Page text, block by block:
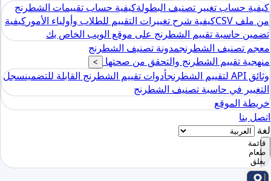
كيفية حساب تغيير تصنيف البطولةكيفية حساب تقييمات الشطرنج
من ملف CSV
كيفية شرح تغييرات التقييم للطلاب وأولياء الأمور كيفية
تضمين حاسبة تقييم الشطرنج على موقع الويب الخاص بك
معجم تصنيف الشطرنجمدونة تصنيف الشطرنج
منهجية تقييم الشطرنج والتحقق من صحتها
>
وثائق API لتقييم الشطرنج أدوات تقييم الشطرنج القابلة للتضمينسجل
التغيير في حاسبة تصنيف الشطرنج
خريطة الموقع
اتصل بنا
لغة
قائمة
طعام
يغلق